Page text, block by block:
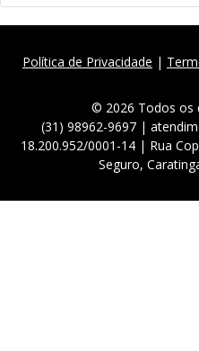
Política de Privacidade |
© 2026 Todos os
(31) 98962-9697 |
18.200.952/0001-14 | Rua
Seguro,